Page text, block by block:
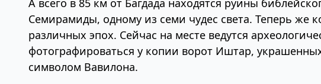
А всего в 85 км от Багдада находятся руины
Семирамиды, одному из семи чудес света. Теперь же
различных эпох. Сейчас на месте ведутся
фотографироваться у копии ворот Иштар,
символом Вавилона.